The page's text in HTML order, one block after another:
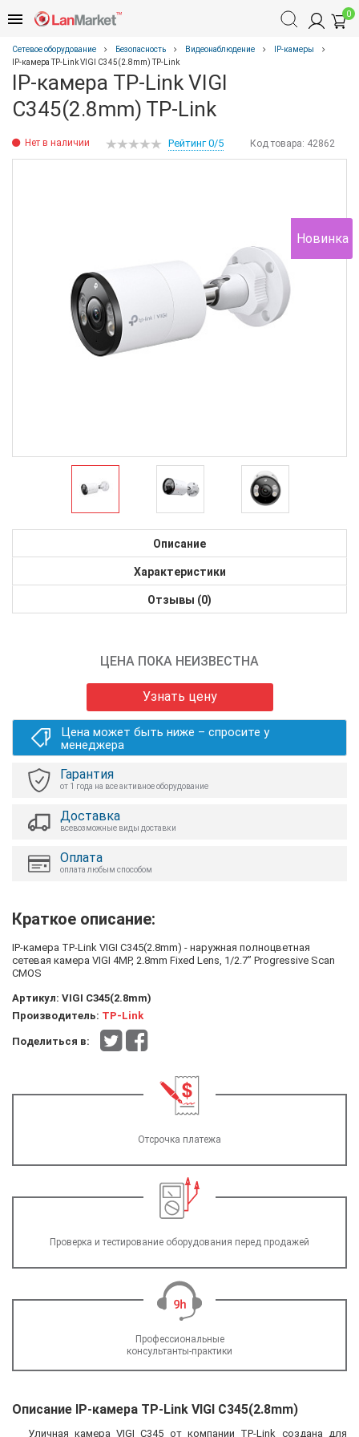
0
Сетевое оборудование Безопасность Видеонаблюдение
IP-камеры
IP-камера TP-Link VIGI C345(2.8mm) TP-Link
IP-камера TP-Link VIGI
C345(2.8mm) TP-Link
Нет в наличии Код товара: 42862
Рейтинг 0/5
Новинка
Описание
Характеристики
Отзывы (0)
ЦЕНА ПОКА НЕИЗВЕСТНА
Узнать цену
Цена может быть ниже – спросите у
менеджера
Гарантия
от 1 года на все активное оборудование
Доставка
всевозможные виды доставки
Оплата
оплата любым способом
Краткое описание:
IP-камера TP-Link VIGI C345(2.8mm) - наружная полноцветная
сетевая камера VIGI 4MP, 2.8mm Fixed Lens, 1/2.7” Progressive Scan
CMOS
Артикул: VIGI C345(2.8mm)
Производитель: TP-Link
Поделиться в:
Отсрочка платежа
Проверка и тестирование оборудования перед продажей
Профессиональные
консультанты-практики
Описание IP-камера TP-Link VIGI C345(2.8mm)
Уличная камера VIGI C345 от компании TP-Link создана для